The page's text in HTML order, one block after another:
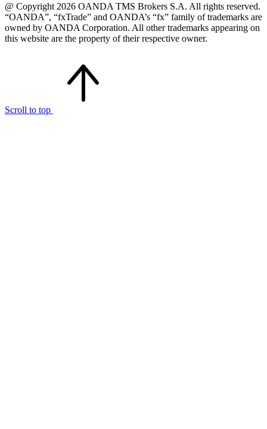
@ Copyright 2026 OANDA TMS Brokers S.A. All rights reserved.
“OANDA”, “fxTrade” and OANDA’s “fx” family of trademarks are
owned by OANDA Corporation. All other trademarks appearing on
this website are the property of their respective owner.
Scroll to top